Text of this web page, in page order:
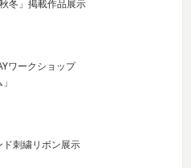
冬」掲載作品展示
ワークショップ
ド刺繍リボン展示